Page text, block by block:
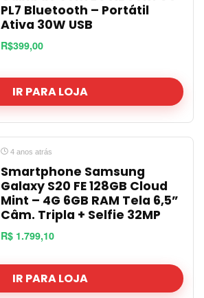
PL7 Bluetooth – Portátil
Ativa 30W USB
R$399,00
IR PARA LOJA
4 anos atrás
Smartphone Samsung
Galaxy S20 FE 128GB Cloud
Mint – 4G 6GB RAM Tela 6,5”
Câm. Tripla + Selfie 32MP
R$ 1.799,10
IR PARA LOJA